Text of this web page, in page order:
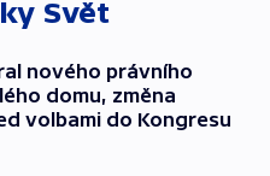
Svět
nového právního
domu, změna
volbami do Kongresu